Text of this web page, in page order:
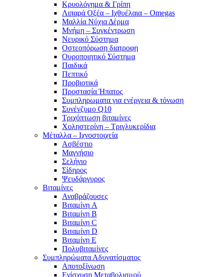
Κρυολόγημα & Γρίπη
Λιπαρά Οξέα – Ιχθυέλαια – Omegas
Μαλλία Νύχια Δέρμα
Μνήμη – Συγκέντρωση
Νευρικό Σύστημα
Οστεοπόρωση διατροφη
Ουροποιητικό Σύστημα
Παιδικά
Πεπτικό
Προβιοτικά
Προστασία Ήπατος
Συμπληρωματα για ενέργεια & τόνωση
Συνένζυμο Q10
Τριχόπτωση βιταμίνες
Χοληστερίνη – Τριγλυκερίδια
Μέταλλα – Ιχνοστοιχεία
Ασβέστιο
Μαγνήσιο
Σελήνιο
Σίδηρος
Ψευδάργυρος
Βιταμίνες
Αναβράζουσες
Βιταμίνη A
Βιταμίνη B
Βιταμίνη C
Βιταμίνη D
Βιταμίνη E
Πολυβιταμίνες
Συμπληρώματα Αδυνατίσματος
Αποτοξίνωση
Ενίσχυση Μεταβολισμού